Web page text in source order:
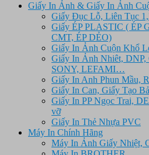
Giấy In Ảnh & Giấy In Ảnh
Giấy Đục Lỗ, Liên Tục
Giấy ÉP PLASTIC ( ÉP
CMT, ÉP DẺO)
Giấy In Ảnh Cuộn Khổ
Giấy In Ảnh Nhiêt,
SONY, LEFAMI…
Giấy In Anh Phun Mầu,
Giấy In Can, Giấy Tạo
Giấy In PP Ngọc Trai,
vỡ
Giấy In Thẻ Nhựa PVC
Máy In Chính Hãng
Máy In Ảnh Giấy Nhiệt,